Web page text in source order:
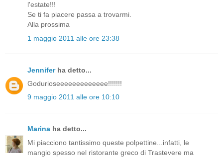
l'estate!!!
Se ti fa piacere passa a trovarmi.
Alla prossima
1 maggio 2011 alle ore 23:38
Jenniferha detto...
Godurioseeeeeeeeeeeee!!!!!!!
9 maggio 2011 alle ore 10:10
Marina ha detto...
Mi piacciono tantissimo queste polpettine...infatti, le
mangio spesso nel ristorante greco di Trastevere ma